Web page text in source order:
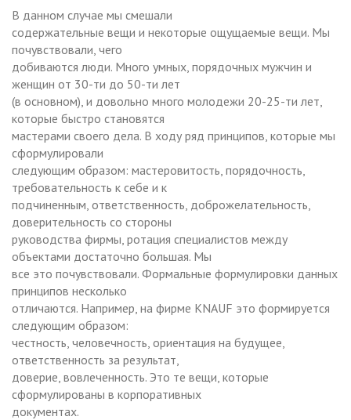
В данном случае мы смешали
содержательные вещи и некоторые ощущаемые вещи. Мы
почувствовали, чего
добиваются люди. Много умных, порядочных мужчин и
женщин от 30-ти до 50-ти лет
(в основном), и довольно много молодежи 20-25-ти лет,
которые быстро становятся
мастерами своего дела. В ходу ряд принципов, которые мы
сформулировали
следующим образом: мастеровитость, порядочность,
требовательность к себе и к
подчиненным, ответственность, доброжелательность,
доверительность со стороны
руководства фирмы, ротация специалистов между
объектами достаточно большая. Мы
все это почувствовали. Формальные формулировки данных
принципов несколько
отличаются. Например, на фирме KNAUF это формируется
следующим образом:
честность, человечность, ориентация на будущее,
ответственность за результат,
доверие, вовлеченность. Это те вещи, которые
сформулированы в корпоративных
документах.